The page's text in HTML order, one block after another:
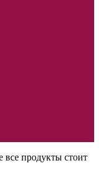
все продукты стоит